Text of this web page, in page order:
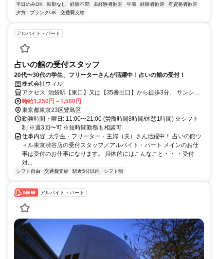
平日のみOK
転勤なし 経験不問 未経験者歓迎 午前 経験者歓迎
有資格者歓迎
夕方
ブランクOK 交通費支給
アルバイト・パート
占いの館の受付スタッフ
20代〜30代の学生、フリーターさんが活躍中！占いの館の受付！
株式会社ウィル
アクセス: 池袋駅【東口】又は【35番出口】から徒歩3分。 サンシャ
イン60通り沿いのユニクロ前です！
時給1,250円～1,500円
東京都東京23区豊島区
勤務時間・曜日: 11:00〜21:00 (労働時間8時間/休憩1時間) ※シフト
制 ※週3回〜可 ※短時間勤務も相談可
仕事内容: 大学生・フリーター・主婦（夫）さん活躍中！ 占いの館ウ
ィル東京渋谷店の受付スタッフ／アルバイト・パート メインのお仕
事は受付のお仕事になります。 具体的にはこんなこと・・ ・受付
対...
シフト自由 交通費支給 駅近5分以内 シフト制
アルバイト・パート